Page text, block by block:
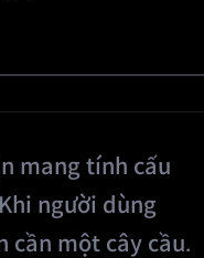
mang tính cấu
người dùng
cần một cây cầu.